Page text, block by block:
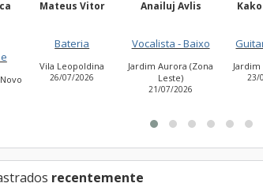
Vitor
2026
Anailuj Avlis
Vocalista - Baixo
Jardim Aurora (Zona
Leste)
Kakocampos
Guitarra base
Jardim das Flores
23/07/2026
recentemente